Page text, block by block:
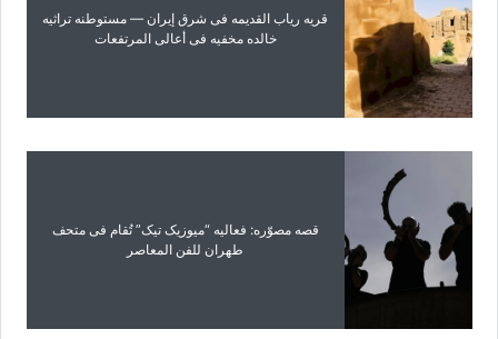
قریه ریاب القدیمه فی شرق إیران — مستوطنه تراثیه
خالده مخفیه فی أعالی المرتفعات
قصه مصوّره: فعالیه “میوزیک تیک” تُقام فی متحف
طهران للفن المعاصر